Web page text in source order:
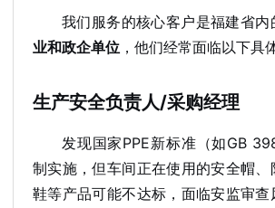
我们服务的核心客户是福建省内
业和政企单位 ，他们经常面临以下具
生产安全负责人/采购经理
发现国家PPE新标准（如GB
制实施，但车间正在使用的安全帽、
鞋等产品可能不达标，面临安监审查